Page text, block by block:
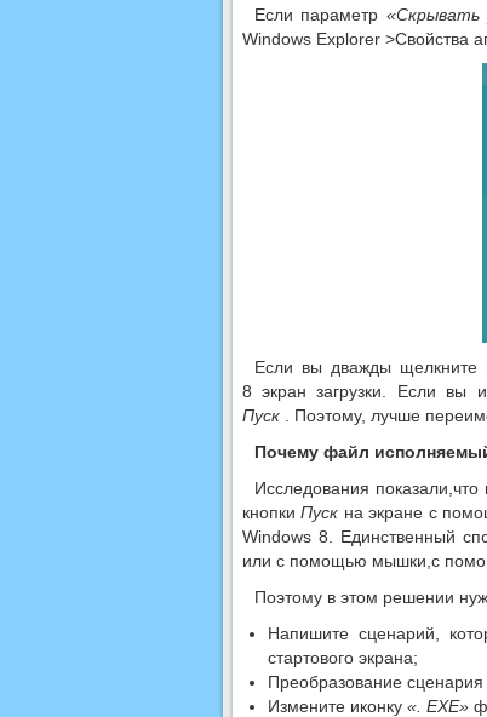
Если параметр «Скрывать
Windows Explorer >Свойства
Если вы дважды щелкните
8 экран загрузки. Если вы
Пуск. Поэтому, лучше
Почему файл
Исследования
кнопкиПуск на экране с
Windows 8. Единственный
или с помощью мышки,с
Поэтому в этом решении
Напишите сценарий,
стартового экрана;
Преобразование
Измените иконку «. EXE»